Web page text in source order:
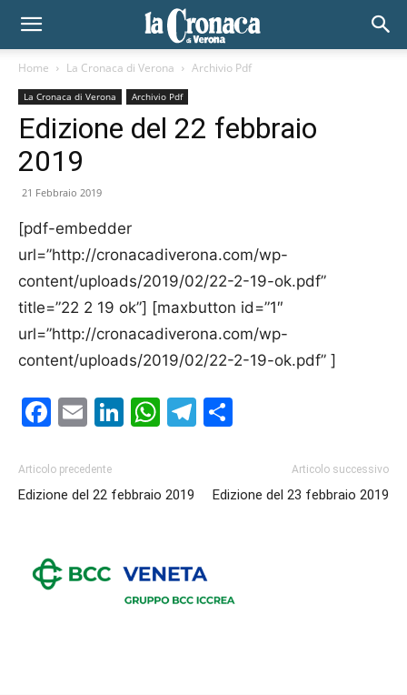
Home La Cronaca di Verona Archivio Pdf
La Cronaca di Verona Archivio Pdf
Edizione del 22 febbraio
2019
21 Febbraio 2019
[pdf-embedder
url=”http://cronacadiverona.com/wp-
content/uploads/2019/02/22-2-19-ok.pdf”
title=”22 2 19 ok”] [maxbutton id=”1″
url=”http://cronacadiverona.com/wp-
content/uploads/2019/02/22-2-19-ok.pdf” ]
Facebook
EmailLinkedIn
WhatsApp
Telegram
Articolo precedente
Edizione del 22 febbraio 2019
Articolo successivo
Edizione del 23 febbraio 2019